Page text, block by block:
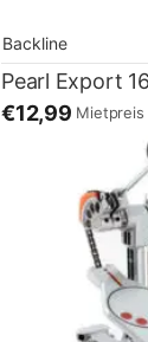
Backline
€12,99 Mietpreis